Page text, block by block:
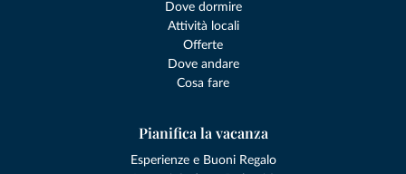
Dove dormire
Attività locali
Offerte
Dove andare
Cosa fare
Pianifica la vacanza
Esperienze e Buoni Regalo